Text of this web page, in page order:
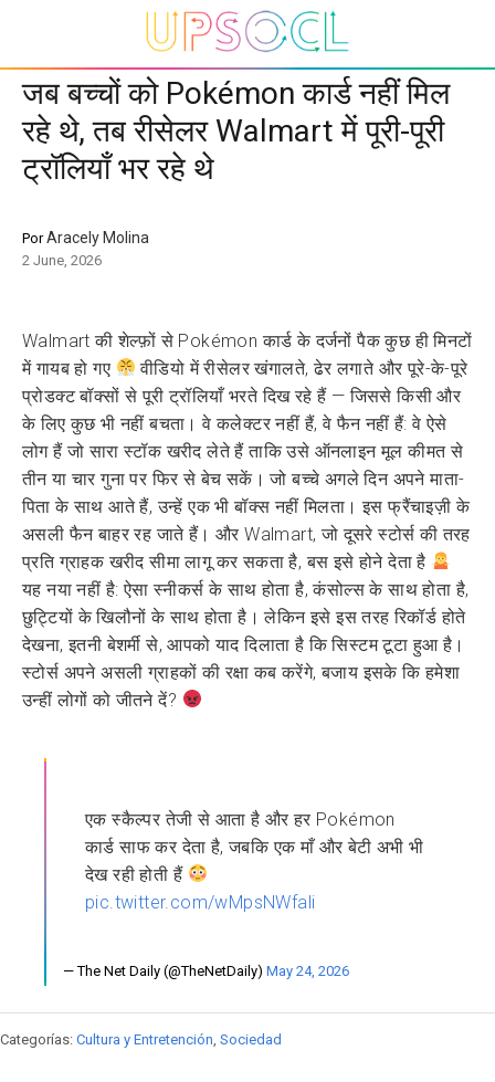
जब बच्चों को Pokémon कार्ड नहीं मिल
रहे थे, तब रीसेलर Walmart में पूरी-पूरी
ट्रॉलियाँ भर रहे थे
PorAracely Molina
2 June, 2026
Walmart की शेल्फ़ों से Pokémon कार्ड के दर्जनों पैक कुछ ही मिनटों
में गायब हो गए
वीडियो में रीसेलर खंगालते, ढेर लगाते और पूरे-के-पूरे
प्रोडक्ट बॉक्सों से पूरी ट्रॉलियाँ भरते दिख रहे हैं — जिससे किसी और
के लिए कुछ भी नहीं बचता। वे कलेक्टर नहीं हैं, वे फैन नहीं हैं: वे ऐसे
लोग हैं जो सारा स्टॉक खरीद लेते हैं ताकि उसे ऑनलाइन मूल कीमत से
तीन या चार गुना पर फिर से बेच सकें। जो बच्चे अगले दिन अपने माता-
पिता के साथ आते हैं, उन्हें एक भी बॉक्स नहीं मिलता। इस फ्रैंचाइज़ी के
असली फैन बाहर रह जाते हैं। और Walmart, जो दूसरे स्टोर्स की तरह
प्रति ग्राहक खरीद सीमा लागू कर सकता है, बस इसे होने देता है
यह नया नहीं है: ऐसा स्नीकर्स के साथ होता है, कंसोल्स के साथ होता है,
छुट्टियों के खिलौनों के साथ होता है। लेकिन इसे इस तरह रिकॉर्ड होते
देखना, इतनी बेशर्मी से, आपको याद दिलाता है कि सिस्टम टूटा हुआ है।
स्टोर्स अपने असली ग्राहकों की रक्षा कब करेंगे, बजाय इसके कि हमेशा
उन्हीं लोगों को जीतने दें?
एक स्कैल्पर तेजी से आता है और हर Pokémon
कार्ड साफ कर देता है, जबकि एक माँ और बेटी अभी भी
देख रही होती हैं
pic.twitter.com/wMpsNWfali
— The Net Daily (@TheNetDaily) May 24, 2026
Categorías: Cultura y Entretención Sociedad